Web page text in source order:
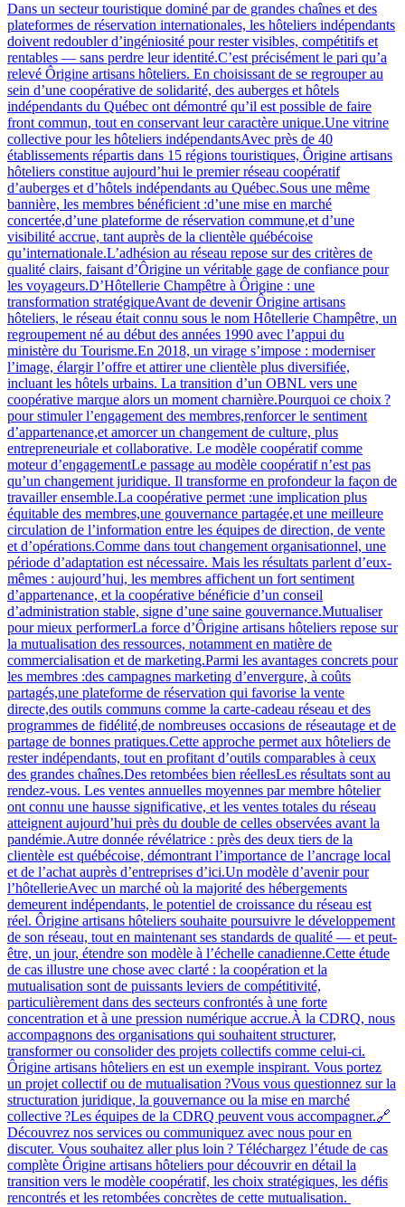
Dans un secteur touristique dominé par de grandes chaînes et des
plateformes de réservation internationales, les hôteliers indépendants
doivent redoubler d’ingéniosité pour rester visibles, compétitifs et
rentables — sans perdre leur identité.C’est précisément le pari qu’a
relevé Ôrigine artisans hôteliers. En choisissant de se regrouper au
sein d’une coopérative de solidarité, des auberges et hôtels
indépendants du Québec ont démontré qu’il est possible de faire
front commun, tout en conservant leur caractère unique.Une vitrine
collective pour les hôteliers indépendantsAvec près de 40
établissements répartis dans 15 régions touristiques, Ôrigine artisans
hôteliers constitue aujourd’hui le premier réseau coopératif
d’auberges et d’hôtels indépendants au Québec.Sous une même
bannière, les membres bénéficient :d’une mise en marché
concertée,d’une plateforme de réservation commune,et d’une
visibilité accrue, tant auprès de la clientèle québécoise
qu’internationale.L’adhésion au réseau repose sur des critères de
qualité clairs, faisant d’Ôrigine un véritable gage de confiance pour
les voyageurs.D’Hôtellerie Champêtre à Ôrigine : une
transformation stratégiqueAvant de devenir Ôrigine artisans
hôteliers, le réseau était connu sous le nom Hôtellerie Champêtre, un
regroupement né au début des années 1990 avec l’appui du
ministère du Tourisme.En 2018, un virage s’impose : moderniser
l’image, élargir l’offre et attirer une clientèle plus diversifiée,
incluant les hôtels urbains. La transition d’un OBNL vers une
coopérative marque alors un moment charnière.Pourquoi ce choix ?
pour stimuler l’engagement des membres,renforcer le sentiment
d’appartenance,et amorcer un changement de culture, plus
entrepreneuriale et collaborative. Le modèle coopératif comme
moteur d’engagementLe passage au modèle coopératif n’est pas
qu’un changement juridique. Il transforme en profondeur la façon de
travailler ensemble.La coopérative permet :une implication plus
équitable des membres,une gouvernance partagée,et une meilleure
circulation de l’information entre les équipes de direction, de vente
et d’opérations.Comme dans tout changement organisationnel, une
période d’adaptation est nécessaire. Mais les résultats parlent d’eux-
mêmes : aujourd’hui, les membres affichent un fort sentiment
d’appartenance, et la coopérative bénéficie d’un conseil
d’administration stable, signe d’une saine gouvernance.Mutualiser
pour mieux performerLa force d’Ôrigine artisans hôteliers repose sur
la mutualisation des ressources, notamment en matière de
commercialisation et de marketing.Parmi les avantages concrets pour
les membres :des campagnes marketing d’envergure, à coûts
partagés,une plateforme de réservation qui favorise la vente
directe,des outils communs comme la carte-cadeau réseau et des
programmes de fidélité,de nombreuses occasions de réseautage et de
partage de bonnes pratiques.Cette approche permet aux hôteliers de
rester indépendants, tout en profitant d’outils comparables à ceux
des grandes chaînes.Des retombées bien réellesLes résultats sont au
rendez-vous. Les ventes annuelles moyennes par membre hôtelier
ont connu une hausse significative, et les ventes totales du réseau
atteignent aujourd’hui près du double de celles observées avant la
pandémie.Autre donnée révélatrice : près des deux tiers de la
clientèle est québécoise, démontrant l’importance de l’ancrage local
et de l’achat auprès d’entreprises d’ici.Un modèle d’avenir pour
l’hôtellerieAvec un marché où la majorité des hébergements
demeurent indépendants, le potentiel de croissance du réseau est
réel. Ôrigine artisans hôteliers souhaite poursuivre le développement
de son réseau, tout en maintenant ses standards de qualité — et peut-
être, un jour, étendre son modèle à l’échelle canadienne.Cette étude
de cas illustre une chose avec clarté : la coopération et la
mutualisation sont de puissants leviers de compétitivité,
particulièrement dans des secteurs confrontés à une forte
concentration et à une pression numérique accrue.À la CDRQ, nous
accompagnons des organisations qui souhaitent structurer,
transformer ou consolider des projets collectifs comme celui-ci.
Ôrigine artisans hôteliers en est un exemple inspirant. Vous portez
un projet collectif ou de mutualisation ?Vous vous questionnez sur la
structuration juridique, la gouvernance ou la mise en marché
collective ?Les équipes de la CDRQ peuvent vous accompagner.🔗
Découvrez nos services ou communiquez avec nous pour en
discuter. Vous souhaitez aller plus loin ? Téléchargez l’étude de cas
complète Ôrigine artisans hôteliers pour découvrir en détail la
transition vers le modèle coopératif, les choix stratégiques, les défis
rencontrés et les retombées concrètes de cette mutualisation.